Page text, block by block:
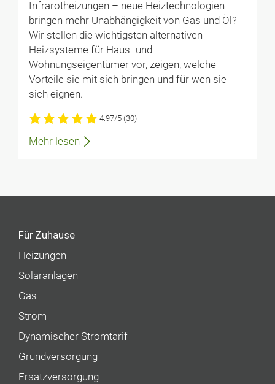
Infrarotheizungen – neue Heiztechnologien
bringen mehr Unabhängigkeit von Gas und Öl?
Wir stellen die wichtigsten alternativen
Heizsysteme für Haus- und
Wohnungseigentümer vor, zeigen, welche
Vorteile sie mit sich bringen und für wen sie
sich eignen.
4.97/5 (30)
Mehr lesen
Für Zuhause
Heizungen
Solaranlagen
Gas
Strom
Dynamischer Stromtarif
Grundversorgung
Ersatzversorgung